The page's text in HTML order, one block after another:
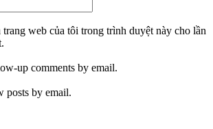
web của tôi trong trình duyệt này cho lần
up comments by email.
posts by email.